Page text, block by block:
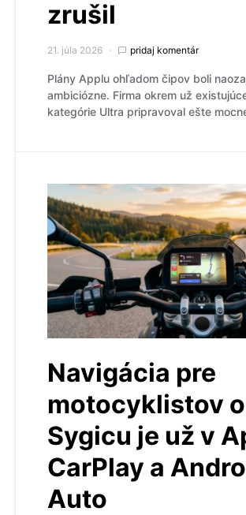
zrušil
21. júla 2026 pridaj komentár
Plány Applu ohľadom čipov boli
ambiciózne. Firma okrem už
kategórie Ultra pripravoval ešte
Navigácia pre
motocyklistov
Sygicu je už v
CarPlay a
Auto